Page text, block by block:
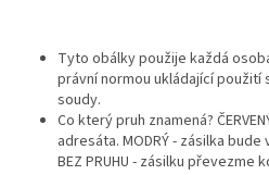
Tyto obálky použije každá
právní normou ukládající
soudy.
Co který pruh znamená?
adresáta. MODRÝ - zásilka
BEZ PRUHU - zásilku